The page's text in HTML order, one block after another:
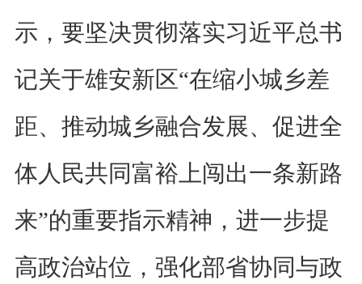
示，要坚决贯彻落实习近平总书
记关于雄安新区“在缩小城乡差
距、推动城乡融合发展、促进全
体人民共同富裕上闯出一条新路
来”的重要指示精神，进一步提
高政治站位， 强化部省协同与政